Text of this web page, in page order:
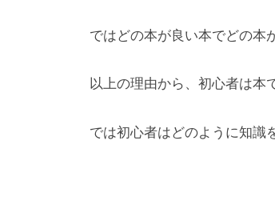
ではどの本が良い本でどの本
以上の理由から、初心者は本
では初心者はどのように知識